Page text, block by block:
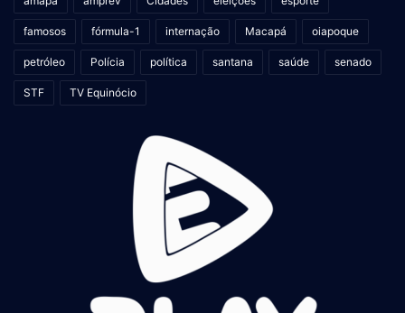
famosos fórmula-1 internação Macapá oiapoque
petróleo Polícia política santana saúde senado
STF TV Equinócio